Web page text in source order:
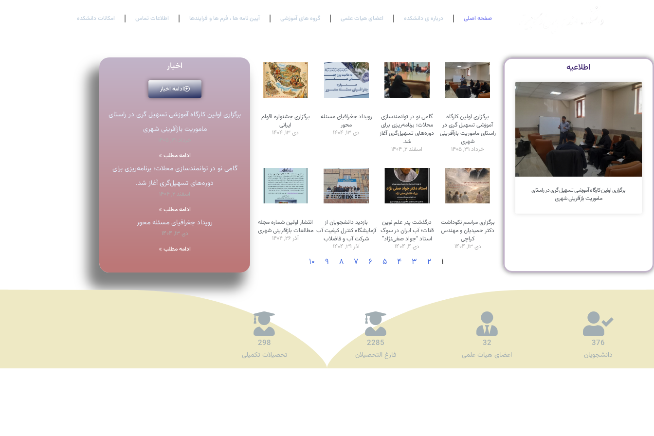
صفحه اصلی درباره ی دانشکده اعضای هیات علمی گروه های آموزشی آیین نامه ها ، فرم ها و فرایندها اطلاعات تماس امکانات دانشکده
اطلاعیه
برگزاری اولین کارگاه آموزشی تسهیل گری در راستای
ماموریت بازآفرینی شهری
برگزاری اولین کارگاه
آموزشی تسهیل گری در
راستای ماموریت بازآفرینی
شهری
خرداد ۳۱, ۱۴۰۵
گامی نو در توانمندسازی
محلات؛ برنامه‌ریزی برای
دوره‌های تسهیل‌گری آغاز
شد.
اسفند ۲, ۱۴۰۴
رویداد جغرافیای مسئله
محور
دی ۱۳, ۱۴۰۴
برگزاری جشنواره اقوام
ایرانی
دی ۱۳, ۱۴۰۴
برگزاری مراسم نکوداشت
دکتر حمیدیان و مهندس
کراچی
دی ۱۳, ۱۴۰۴
درگذشت پدر علم نوین
قنات؛ آب ایران در سوگ
استاد “جواد صفی‌نژاد”
دی ۴, ۱۴۰۴
بازدید دانشجویان از
آزمایشگاه کنترل کیفیت آب
شرکت آب و فاضلاب
آذر ۲۹, ۱۴۰۴
انتشار اولین شماره مجله
مطالعات بازآفرینی شهری
آذر ۲۶, ۱۴۰۴
۱ ۲ ۳ ۴ ۵ ۶ ۷ ۸ ۹ ۱۰
اخبار
ادامه اخبار
برگزاری اولین کارگاه آموزشی تسهیل گری در راستای
ماموریت بازآفرینی شهری
ادامه مطلب »
گامی نو در توانمندسازی محلات؛ برنامه‌ریزی برای
دوره‌های تسهیل‌گری آغاز شد.
اسفند ۲, ۱۴۰۴
ادامه مطلب »
رویداد جغرافیای مسئله محور
دی ۱۳, ۱۴۰۴
ادامه مطلب »
دانشجویان
376
اعضای هیات علمی
32
فارغ التحصیلان
2285
تحصیلات تکمیلی
298